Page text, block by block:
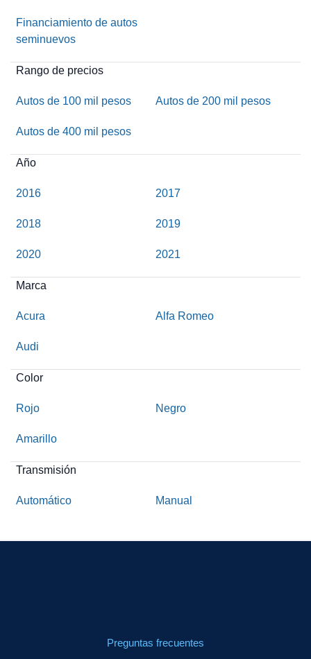
Financiamiento de autos
seminuevos
Rango de precios
Autos de 100 mil pesos Autos de 200 mil pesos
Autos de 400 mil pesos
Año
2016 2017
2018 2019
2020 2021
Marca
Acura Alfa Romeo
Audi
Color
Rojo Negro
Amarillo
Transmisión
Automático Manual
Preguntas frecuentes